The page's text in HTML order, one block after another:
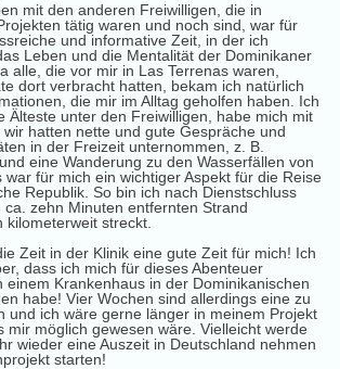
mit den anderen Freiwilligen, die in
tätig waren und noch sind, war für
und informative Zeit, in der ich
Leben und die Mentalität der Dominikaner
alle, die vor mir in Las Terrenas waren,
dort verbracht hatten, bekam ich natürlich
die mir im Alltag geholfen haben. Ich
Älteste unter den Freiwilligen, habe mich mit
hatten nette und gute Gespräche und
in der Freizeit unternommen, z. B.
eine Wanderung zu den Wasserfällen von
war für mich ein wichtiger Aspekt für die Reise
Republik. So bin ich nach Dienstschluss
zehn Minuten entfernten Strand
streckt.
Zeit in der Klinik eine gute Zeit für mich! Ich
dass ich mich für dieses Abenteuer
einem Krankenhaus in der Dominikanischen
habe! Vier Wochen sind allerdings eine zu
und ich wäre gerne länger in meinem Projekt
mir möglich gewesen wäre. Vielleicht werde
wieder eine Auszeit in Deutschland nehmen
starten!